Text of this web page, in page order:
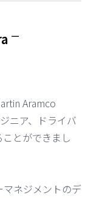
ー
Aramco
ニア、ドライバ
とができまし
ネジメントのデ